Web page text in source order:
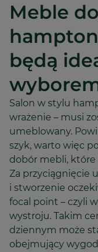
Meble
będą
Salon w stylu
wrażenie – musi
umeblowany.
szyk, warto więc
dobór mebli, które
Za przyciągnięcie
i stworzenie
focal point – czyli
wystroju. Takim
dziennym może
obejmujący